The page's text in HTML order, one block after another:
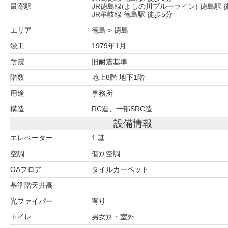
最寄駅
JR徳島線(よしの川ブルーライン) 徳島駅
JR牟岐線 徳島駅 徒歩5分
エリア
徳島 > 徳島
竣工
1979年1月
耐震
旧耐震基準
階数
地上8階 地下1階
用途
事務所
構造
RC造、一部SRC造
設備情報
エレベーター
1 基
空調
個別空調
OAフロア
タイルカーペット
基準階天井高
光ファイバー
有り
トイレ
男女別・室外